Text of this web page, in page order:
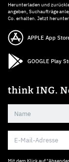
Herunterladen und
angeben, Suchaufträge
Co. erhalten. Jetzt
APPLE App
GOOGLE Play
think ING.
Mit dem Klick auf